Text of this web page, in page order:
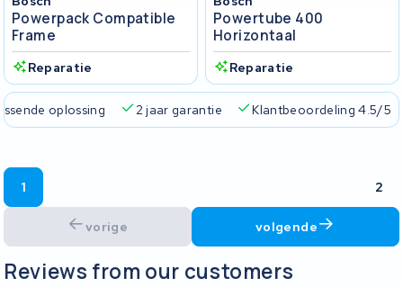
Powerpack Compatible
Frame
Reparatie
Powertube 400
Horizontaal
Reparatie
oplossing 2 jaar garantie Klantbeoordeling 4.5/5
vorige
1 2
volgende
Reviews from our customers